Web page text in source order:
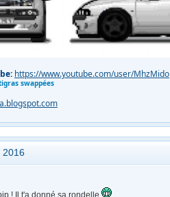
https://www.youtube.com/user/MhzMido
swappées
2016
! Il t'a donné sa rondelle